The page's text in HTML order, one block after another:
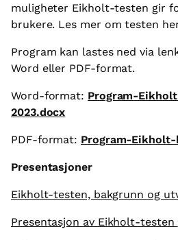
muligheter Eikholt-testen gir
brukere. Les mer om testen
Program kan lastes ned via
Word eller PDF-format.
Word-format: Program-
2023.docx
PDF-format: Program-
Presentasjoner
Eikholt-testen, bakgrunn og
Presentasjon av Eikholt-testen